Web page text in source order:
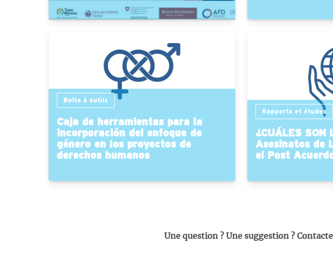
Boîte à outils
Caja de herramientas para la
incorporación del enfoque de
género en los proyectos de
derechos humanos
Rapports et études
¿CUÁLES SON
Asesinatos de
el Post
Une question ? Une suggestion ?